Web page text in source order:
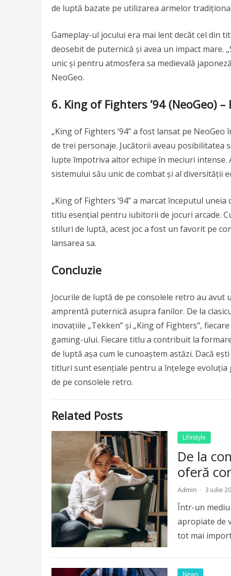
de luptă bazate pe utilizarea armelor
Gameplay-ul jocului era mai lent decât cel din
deosebit de puternică și avea un impact mare.
unic și pentru atmosfera sa medievală
NeoGeo.
6. King of Fighters ’94 (NeoGeo)
„King of Fighters ’94” a fost lansat pe
de trei personaje. Jucătorii aveau posibilitatea
lupte împotriva altor echipe în meciuri
sistemului său unic de combat și al diversității
„King of Fighters ’94” a marcat începutul
titlu esențial pentru iubitorii de jocuri arcade.
stiluri de luptă, acest joc a fost un favorit pe
lansarea sa.
Concluzie
Jocurile de luptă de pe consolele retro au
amprentă puternică asupra fanilor. De la
inovațiile „Tekken” și „King of Fighters”,
gaming-ului. Fiecare titlu a contribuit la
de luptă așa cum le cunoaștem astăzi. Dacă
titluri sunt esențiale pentru a înțelege evoluția
de pe consolele retro.
Related Posts
Lifestyle
De la
oferă
Admin · 3 iulie
Într-un
apropiate de
tot mai
News